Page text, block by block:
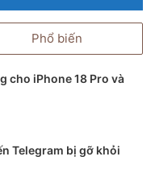
Phổ biến
cho iPhone 18 Pro và
Telegram bị gỡ khỏi